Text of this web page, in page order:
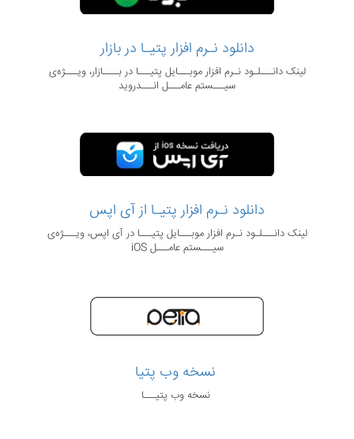
دانلود نـرم‌ افزار پتیـا در بازار
لینک دانـــلـود نـرم‌ افزار موبـــایل پتیـــا در بــــازار، ویـــژه‌ی
سیـــستم عامـــل انـــدروید
دانلود نـرم‌ افزار پتیـا از آی اپس
لینک دانـــلـود نـرم‌ افزار موبـــایل پتیـــا در آی اپس، ویـــژه‌ی
سیـــستم عامـــل iOS
نسخه وب پتیا
نسخه وب پتیـــا